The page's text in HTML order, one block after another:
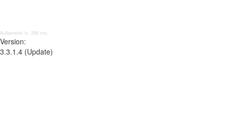
Aufbereitet in: 286 ms;
Version:
3.3.1.4 (Update)